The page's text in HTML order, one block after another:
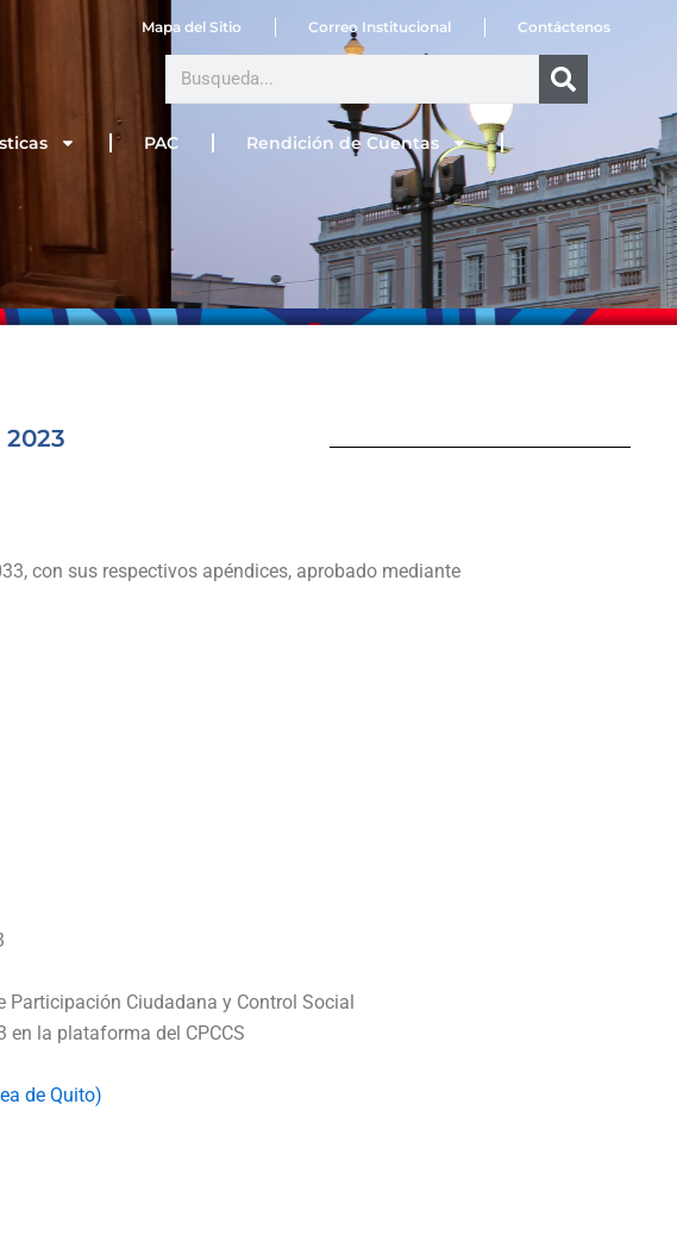
Mapa del Sitio Correo Institucional Contáctenos
PAC Rendición de Cuentas
2023
con sus respectivos apéndices, aprobado mediante
Participación Ciudadana y Control Social
la plataforma del CPCCS
de Quito)